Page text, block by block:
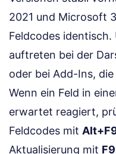
2021 und Microsoft
Feldcodes
auftreten bei der
oder bei Add-Ins,
Wenn ein Feld in
erwartet reagiert,
Feldcodes mit
Aktualisierung mit F9